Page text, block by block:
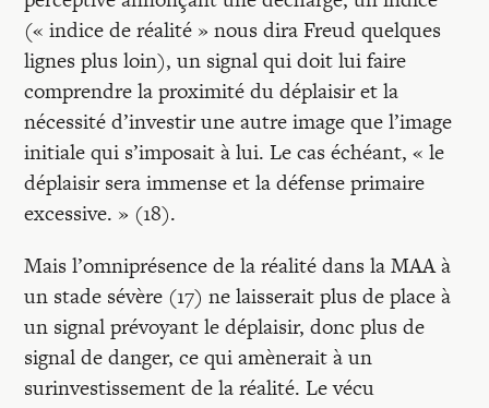
(« indice de réalité » nous dira Freud quelques
lignes plus loin), un signal qui doit lui faire
comprendre la proximité du déplaisir et la
nécessité d’investir une autre image que l’image
initiale qui s’imposait à lui. Le cas échéant, « le
déplaisir sera immense et la défense primaire
excessive. » (18).
Mais l’omniprésence de la réalité dans la MAA à
un stade sévère (17) ne laisserait plus de place à
un signal prévoyant le déplaisir, donc plus de
signal de danger, ce qui amènerait à un
surinvestissement de la réalité. Le vécu